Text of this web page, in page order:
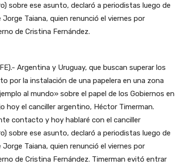
sobre ese asunto, declaró a periodistas luego de
Taiana, quien renunció el viernes por
de Cristina Fernández.
Argentina y Uruguay, que buscan superar los
por la instalación de una papelera en una zona
al mundo» sobre el papel de los Gobiernos en
hoy el canciller argentino, Héctor Timerman.
contacto y hoy hablaré con el canciller
sobre ese asunto, declaró a periodistas luego de
Taiana, quien renunció el viernes por
de Cristina Fernández. Timerman evitó entrar